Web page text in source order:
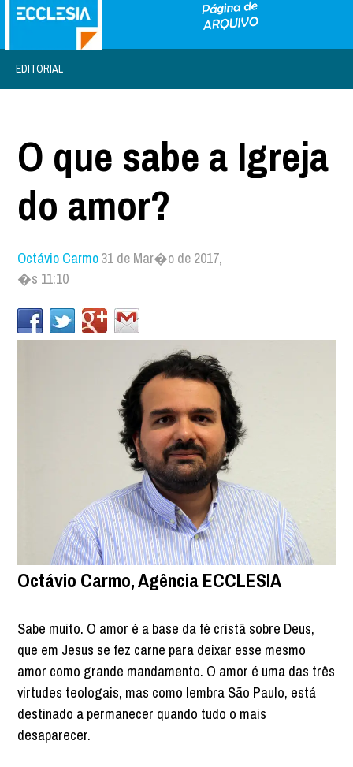
EDITORIAL
O que sabe a Igreja
do amor?
Octávio Carmo31 de Mar�o de 2017,
�s 11:10
Octávio Carmo, Agência ECCLESIA
Sabe muito. O amor é a base da fé cristã sobre Deus,
que em Jesus se fez carne para deixar esse mesmo
amor como grande mandamento. O amor é uma das três
virtudes teologais, mas como lembra São Paulo, está
destinado a permanecer quando tudo o mais
desaparecer.